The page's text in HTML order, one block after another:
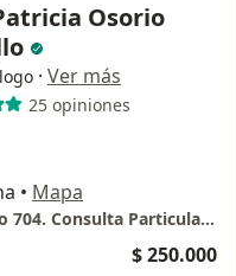
Osorio
· Ver más
25 opiniones
• Mapa
Edificio Jasban. Consultorio 704. Consulta Particular y Convenio con polizas
$ 250.000